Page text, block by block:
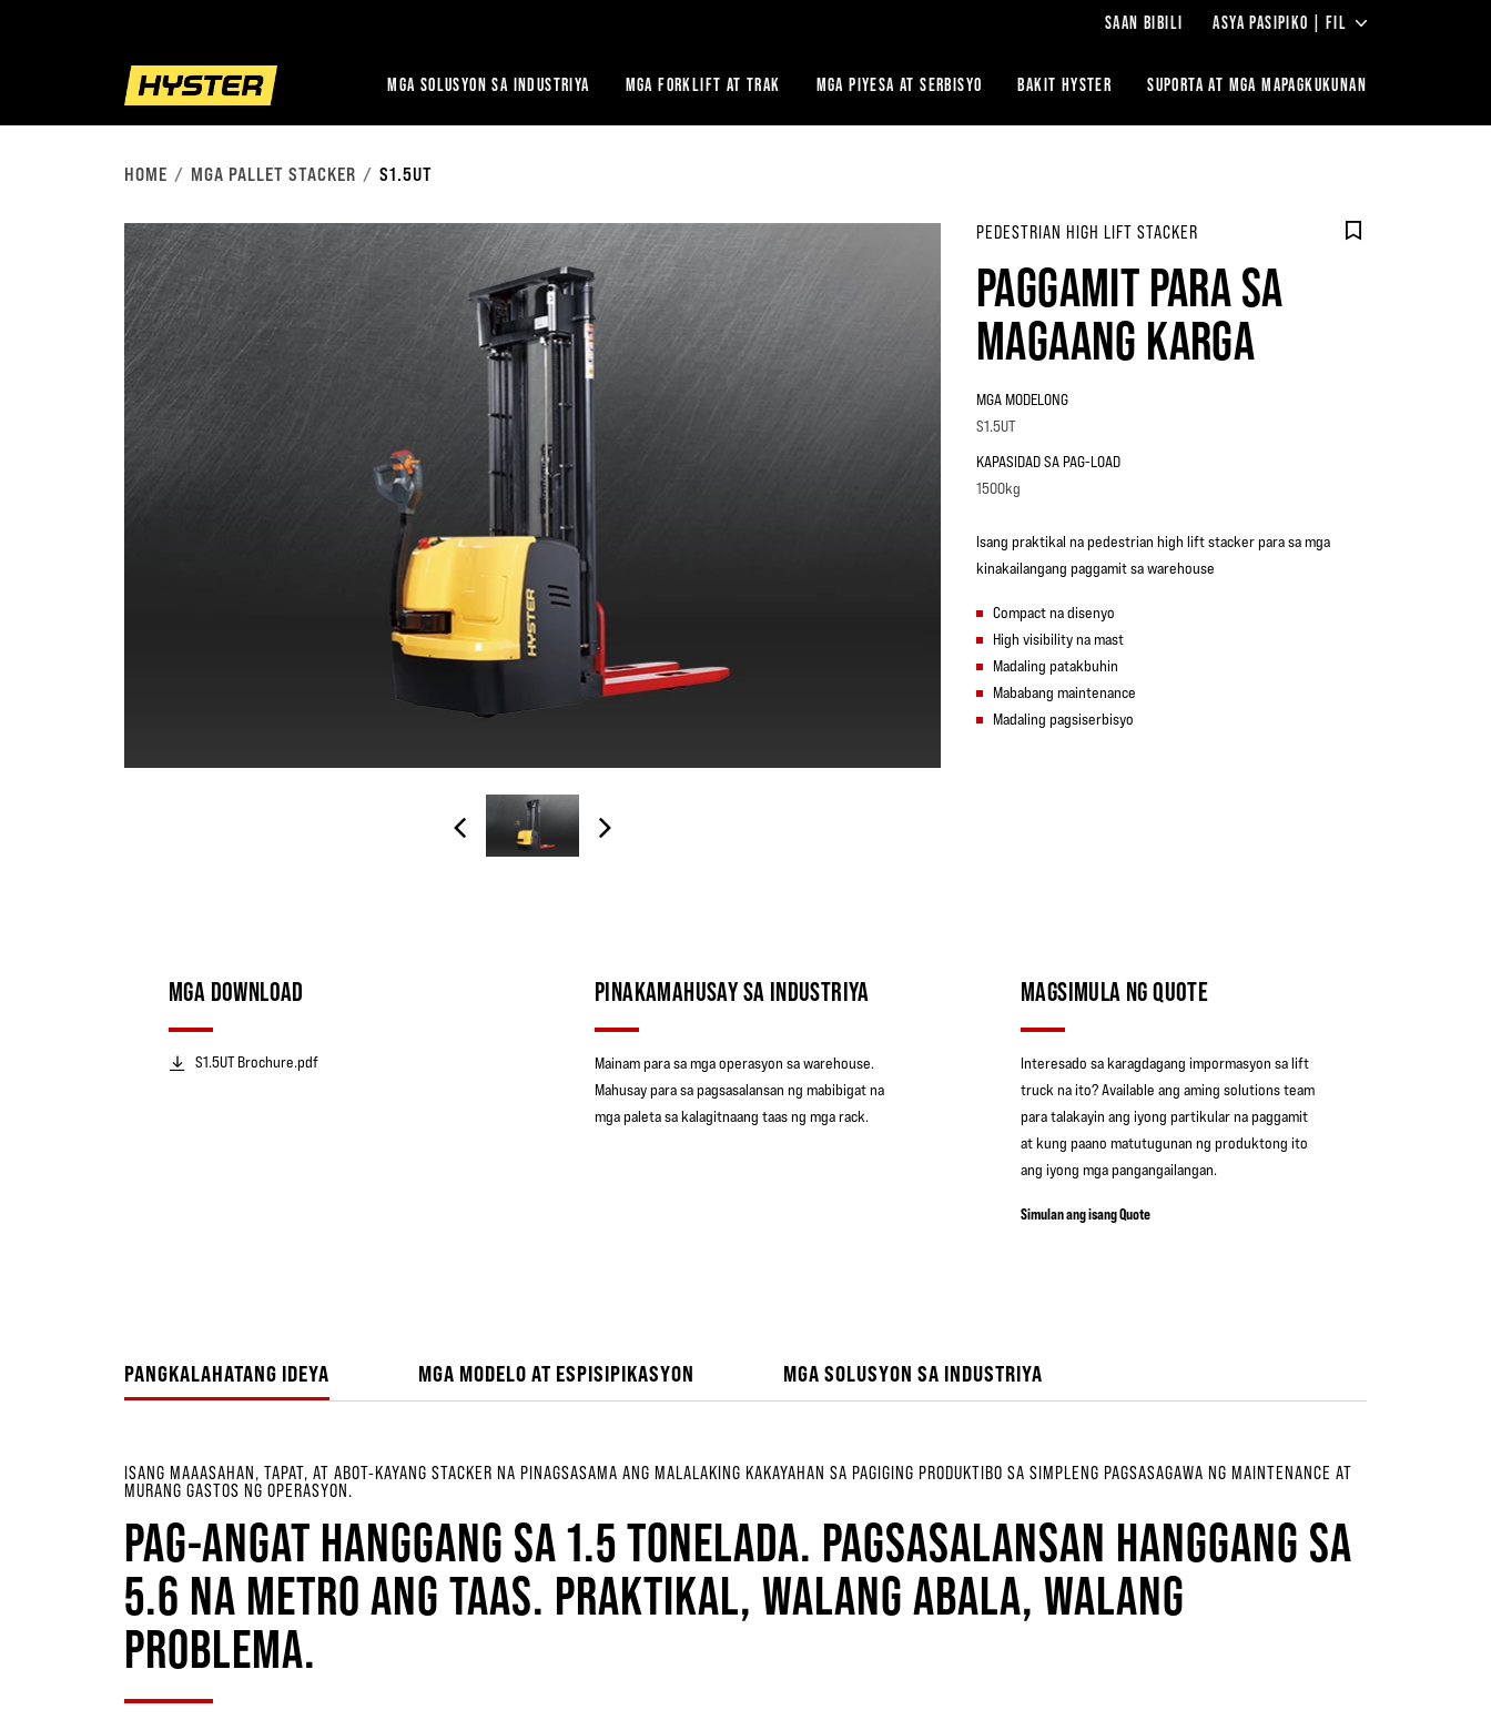
SAAN BIBILI ASYA PASIPIKO | FIL
MGA SOLUSYON SA INDUSTRIYA MGA FORKLIFT AT TRAK MGA PIYESA AT SERBISYO BAKIT HYSTER ‎SUPORTA AT MGA MAPAGKUKUNAN
HOME MGA PALLET STACKER S1.5UT
PEDESTRIAN HIGH LIFT STACKER
PAGGAMIT PARA SA
MAGAANG KARGA
MGA MODELONG
S1.5UT
KAPASIDAD SA PAG-LOAD
1500kg
Isang praktikal na pedestrian high lift stacker para sa mga
kinakailangang paggamit sa warehouse
Compact na disenyo
High visibility na mast
Madaling patakbuhin
Mababang maintenance
Madaling pagsiserbisyo
MGA DOWNLOAD
S1.5UT Brochure.pdf
PINAKAMAHUSAY SA INDUSTRIYA
Mainam para sa mga operasyon sa warehouse.
Mahusay para sa pagsasalansan ng mabibigat na
mga paleta sa kalagitnaang taas ng mga rack.
MAGSIMULA NG QUOTE
Interesado sa karagdagang impormasyon sa lift
truck na ito? Available ang aming solutions team
para talakayin ang iyong partikular na paggamit
at kung paano matutugunan ng produktong ito
ang iyong mga pangangailangan.
Simulan ang isang Quote
PANGKALAHATANG IDEYA MGA MODELO AT ESPISIPIKASYON MGA SOLUSYON SA INDUSTRIYA
ISANG MAAASAHAN, TAPAT, AT ABOT-KAYANG STACKER NA PINAGSASAMA ANG MALALAKING KAKAYAHAN SA PAGIGING PRODUKTIBO SA SIMPLENG PAGSASAGAWA NG MAINTENANCE AT
MURANG GASTOS NG OPERASYON.
PAG-ANGAT HANGGANG SA 1.5 TONELADA. PAGSASALANSAN HANGGANG SA
5.6 NA METRO ANG TAAS. PRAKTIKAL, WALANG ABALA, WALANG
PROBLEMA.